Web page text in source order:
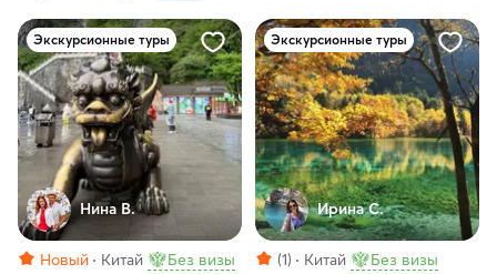
Экскурсионные туры
Нина В.
Новый Китай Без визы
Экскурсионные туры
Ирина С.
(1) Китай Без визы